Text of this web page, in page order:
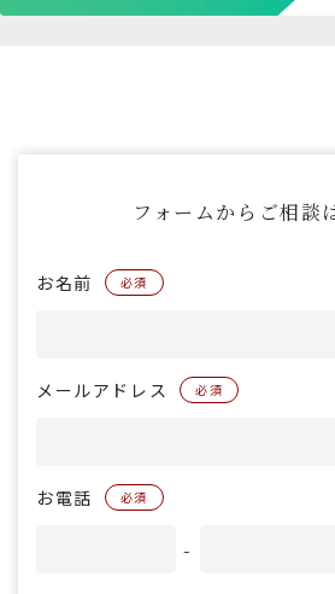
フォームからご相談
お名前 必須
メールアドレス 必須
お電話 必須
-